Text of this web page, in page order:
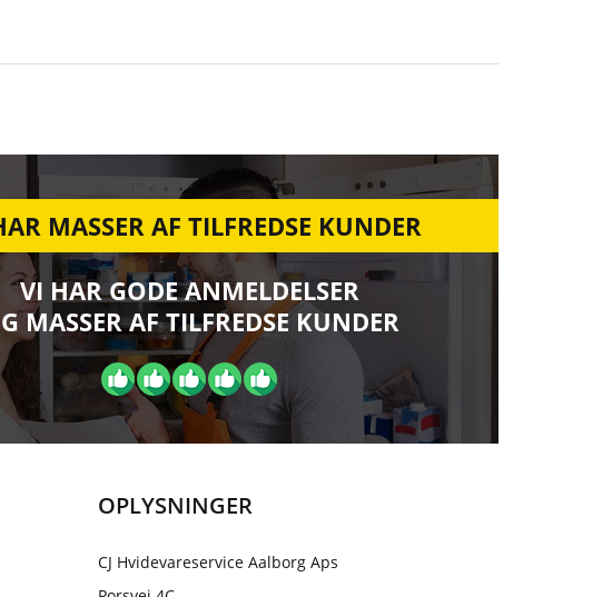
MASSER AF TILFREDSE KUNDER
VI HAR GODE ANMELDELSER
MASSER AF TILFREDSE KUNDER
OPLYSNINGER
CJ Hvidevareservice Aalborg Aps